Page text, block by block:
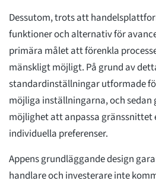
Dessutom, trots att
funktioner och alternativ för
primära målet att förenkla
mänskligt möjligt. På grund av
standardinställningar utformade
möjliga inställningarna, och sedan
möjlighet att anpassa gränssnittet
individuella preferenser.
Appens grundläggande design
handlare och investerare inte